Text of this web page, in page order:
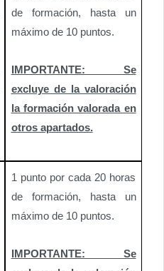
de formación, hasta un
máximo de 10 puntos.
IMPORTANTE: Se
excluye de la valoración
la formación valorada en
otros apartados.
1 punto por cada 20 horas
de formación, hasta un
máximo de 10 puntos.
IMPORTANTE: Se